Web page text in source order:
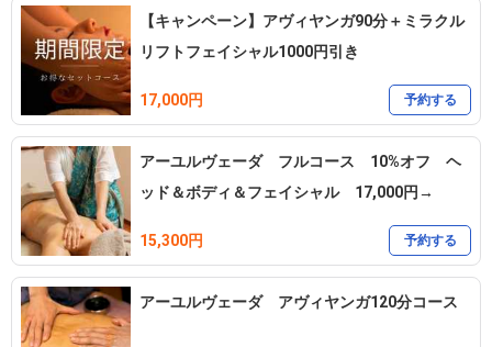
キャンセル料👇
前日のご連絡　一律1000円
当日のご連絡　一律2000円
いつも楽しみにご来店下さっている皆様へ😄
予測し難いご体調不良等に見舞われた時には、遠慮なくお申し付け
下さい👌
【キャンペーン】アヴィヤンガ90分＋ミラクル
リフトフェイシャル1000円引き
17,000円 予約する
アーユルヴェーダ フルコース 10%オフ ヘ
ッド＆ボディ＆フェイシャル 17,000円→
15,300円 予約する
アーユルヴェーダ アヴィヤンガ120分コース